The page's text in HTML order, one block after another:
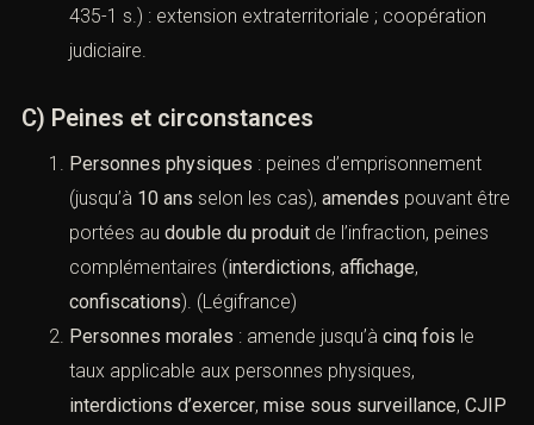
agent publicpour agir/s’abstenir ou abuser de son
influence : peines aggravées. (
435-1 s.) : extension extraterritoriale ; coopération
judiciaire.
C) Peines et circonstances
Personnes physiques: peines d’emprisonnement
(jusqu’à10 ans selon les cas),
être portées audouble du produitde l’infraction,
peines complémentaires (interdictions,affichage
confiscations). (Légifrance)